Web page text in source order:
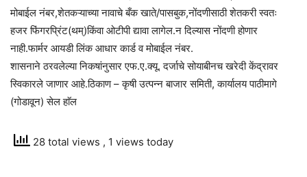
मोबाईल नंबर,शेतकऱ्याच्या नावाचे बँक खाते/पासबुक,नोंदणीसाठी शेतकरी स्वतः
हजर फिंगरप्रिंट(थम्)किंवा ओटीपी द्यावा लागेल.न दिल्यास नोंदणी होणार
नाही.फार्मर आयडी लिंक आधार कार्ड व मोबाईल नंबर.
शासनाने ठरवलेल्या निकषांनुसार एफ.ए.क्यू. दर्जाचे सोयाबीनच खरेदी केंद्रावर
स्विकारले जाणार आहे.ठिकाण – कृषी उत्पन्न बाजार समिती, कार्यालय पाठीमागे
(गोडावून) सेल हाॅल
28 total views , 1 views today